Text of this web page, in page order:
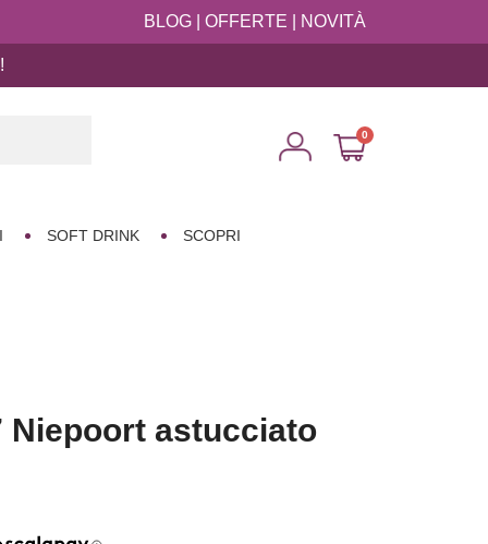
BLOG| OFFERTE NOVITÀ
SOFT DRINK SCOPRI
Niepoort astucciato